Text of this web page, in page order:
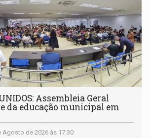
Assembleia Geral
da educação municipal em
Agosto de 2026 às 17:30